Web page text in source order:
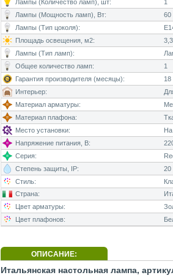
Лампы (Количество ламп), шт:
1
Лампы (Мощность ламп), Вт:
60
Лампы (Тип цоколя):
Площадь освещения, м2:
3,3
Лампы (Тип ламп):
Общее количество ламп:
1
Гарантия производителя (месяцы):
18
Интерьер:
Материал арматуры:
Материал плафона:
Место установки:
На
Напряжение питания, В:
Серия:
Степень защиты, IP:
20
Стиль:
Страна:
Цвет арматуры:
Цвет плафонов:
ОПИСАНИЕ:
Итальянская настольная лампа,